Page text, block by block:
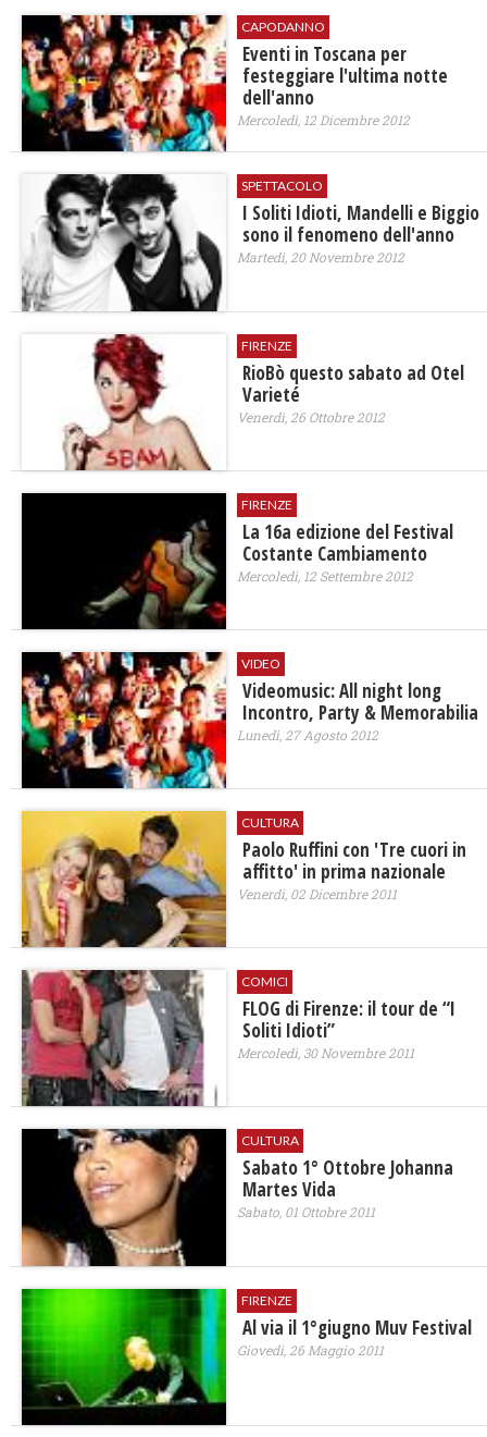
CAPODANNO
Eventi in Toscana per
festeggiare l'ultima notte
dell'anno
Mercoledì, 12 Dicembre 2012
SPETTACOLO
I Soliti Idioti, Mandelli e Biggio
sono il fenomeno dell'anno
Martedì, 20 Novembre 2012
FIRENZE
RioBò questo sabato ad Otel
Varieté
Venerdì, 26 Ottobre 2012
FIRENZE
La 16a edizione del Festival
Costante Cambiamento
Mercoledì, 12 Settembre 2012
VIDEO
Videomusic: All night long
Incontro, Party & Memorabilia
Lunedì, 27 Agosto 2012
CULTURA
Paolo Ruffini con 'Tre cuori in
affitto' in prima nazionale
Venerdì, 02 Dicembre 2011
COMICI
FLOG di Firenze: il tour de “I
Soliti Idioti”
Mercoledì, 30 Novembre 2011
CULTURA
Sabato 1° Ottobre Johanna
Martes Vida
Sabato, 01 Ottobre 2011
FIRENZE
Al via il 1°giugno Muv Festival
Giovedì, 26 Maggio 2011